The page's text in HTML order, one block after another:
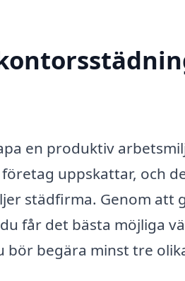
en produktiv
uppskattar, och
städfirma. Genom att
får det bästa möjliga
bör begära minst tre